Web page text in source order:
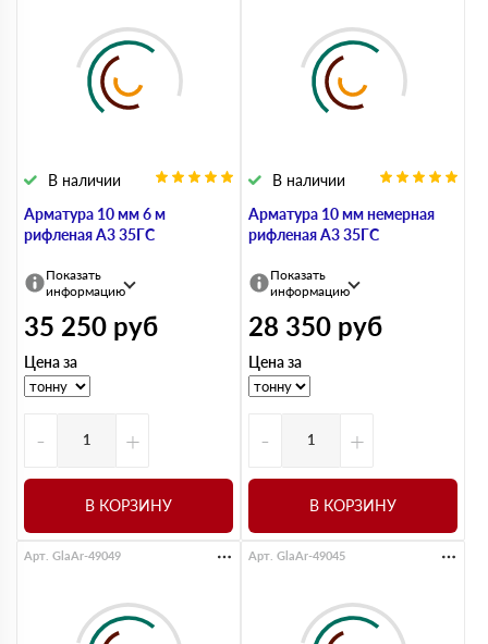
Арматура 10 мм 6 м
рифленая А3 35ГС
В наличии
Показать
информацию
35 250 руб
Цена за
- +
В КОРЗИНУ
Арматура 10 мм немерная
рифленая А3 35ГС
В наличии
Показать
информацию
28 350 руб
Цена за
- +
В КОРЗИНУ
Арт. GlaAr-49049 Арт. GlaAr-49045